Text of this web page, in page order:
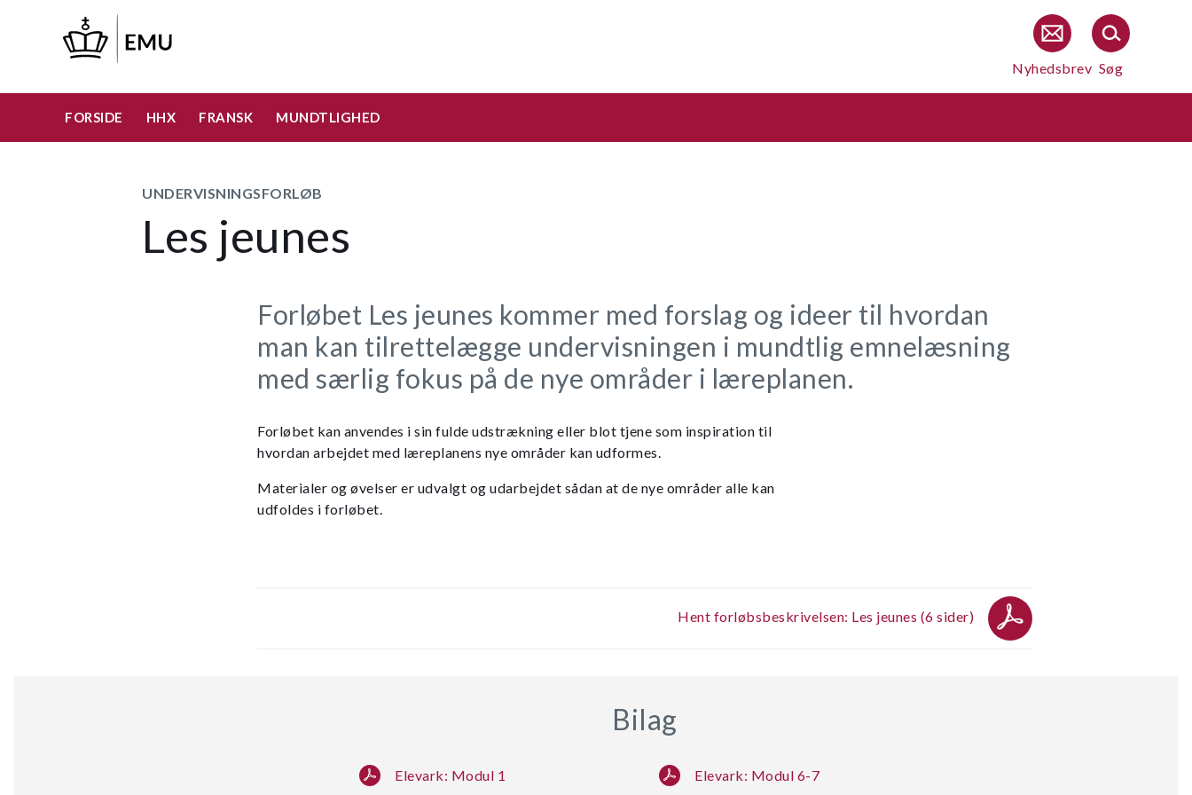
hovedindhold
Nyhedsbrev Søg
FORSIDE HHX FRANSK MUNDTLIGHED
UNDERVISNINGSFORLØB
Les jeunes
Forløbet Les jeunes kommer med forslag og ideer til hvordan
man kan tilrettelægge undervisningen i mundtlig emnelæsning
med særlig fokus på de nye områder i læreplanen.
Forløbet kan anvendes i sin fulde udstrækning eller blot tjene som inspiration til
hvordan arbejdet med læreplanens nye områder kan udformes.
Materialer og øvelser er udvalgt og udarbejdet sådan at de nye områder alle kan
udfoldes i forløbet.
Hent forløbsbeskrivelsen: Les jeunes (6 sider)
Bilag
Elevark: Modul 1 Elevark: Modul 6-7